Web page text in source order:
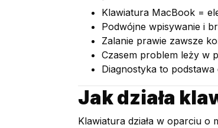
Klawiatura MacBook =
Podwójne wpisywanie i
Zalanie prawie zawsze
Czasem problem leży w
Diagnostyka to podstawa
Jak działa
Klawiatura działa w oparciu o